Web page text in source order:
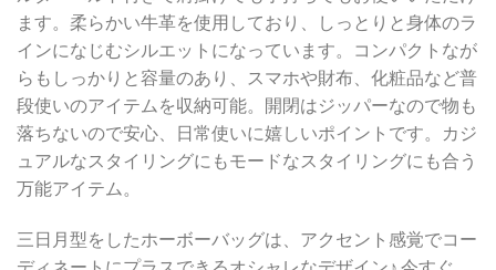
ます。柔らかい牛革を使用しており、しっとりと身体のラ
インになじむシルエットになっています。コンパクトなが
らもしっかりと容量のあり、スマホや財布、化粧品など普
段使いのアイテムを収納可能。開閉はジッパーなので物も
落ちないので安心、日常使いに嬉しいポイントです。カジ
ュアルなスタイリングにもモードなスタイリングにも合う
万能アイテム。
三日月型をしたホーボーバッグは、アクセント感覚でコー
ディネートにプラスできるオシャレなデザイン♪ 今すぐ